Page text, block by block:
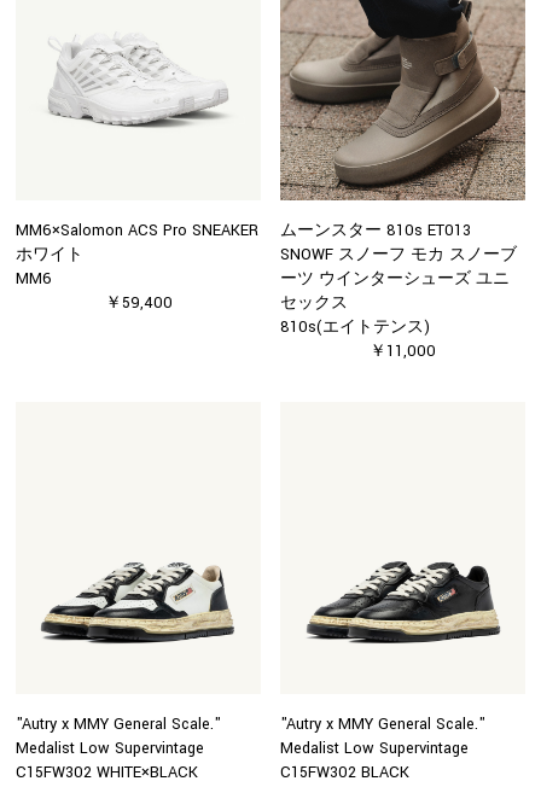
MM6×Salomon ACS Pro SNEAKER
ホワイト
MM6
￥59,400
ムーンスター 810s ET013
SNOWF スノーフ モカ スノーブ
ーツ ウインターシューズ ユニ
セックス
810s(エイトテンス)
￥11,000
"Autry x MMY General Scale."
Medalist Low Supervintage
C15FW302 WHITE×BLACK
"Autry x MMY General Scale."
Medalist Low Supervintage
C15FW302 BLACK